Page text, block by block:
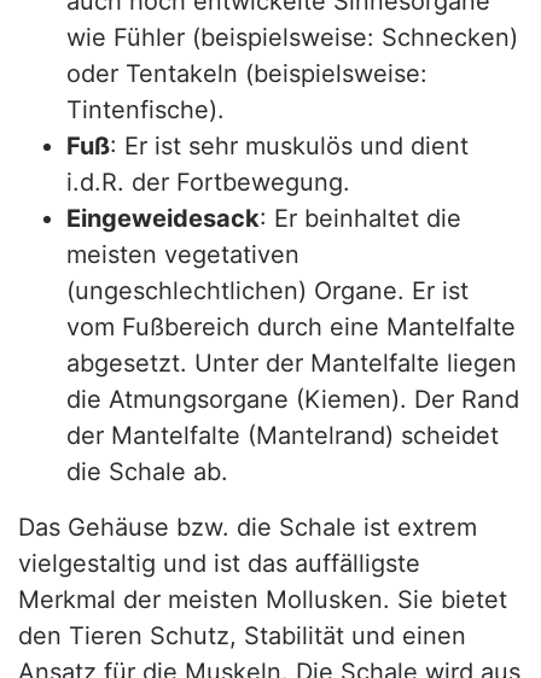
wie Fühler (beispielsweise: Schnecken)
oder Tentakeln (beispielsweise:
Tintenfische).
Fuß: Er ist sehr muskulös und dient
i.d.R. der Fortbewegung.
Eingeweidesack: Er beinhaltet die
meisten vegetativen
(ungeschlechtlichen) Organe. Er ist
vom Fußbereich durch eine Mantelfalte
abgesetzt. Unter der Mantelfalte liegen
die Atmungsorgane (Kiemen). Der Rand
der Mantelfalte (Mantelrand) scheidet
die Schale ab.
Das Gehäuse bzw. die Schale ist extrem
vielgestaltig und ist das auffälligste
Merkmal der meisten Mollusken. Sie bietet
den Tieren Schutz, Stabilität und einen
Ansatz für die Muskeln. Die Schale wird aus